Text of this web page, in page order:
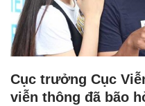
Cục trưởng Cục
viễn thông đã bão